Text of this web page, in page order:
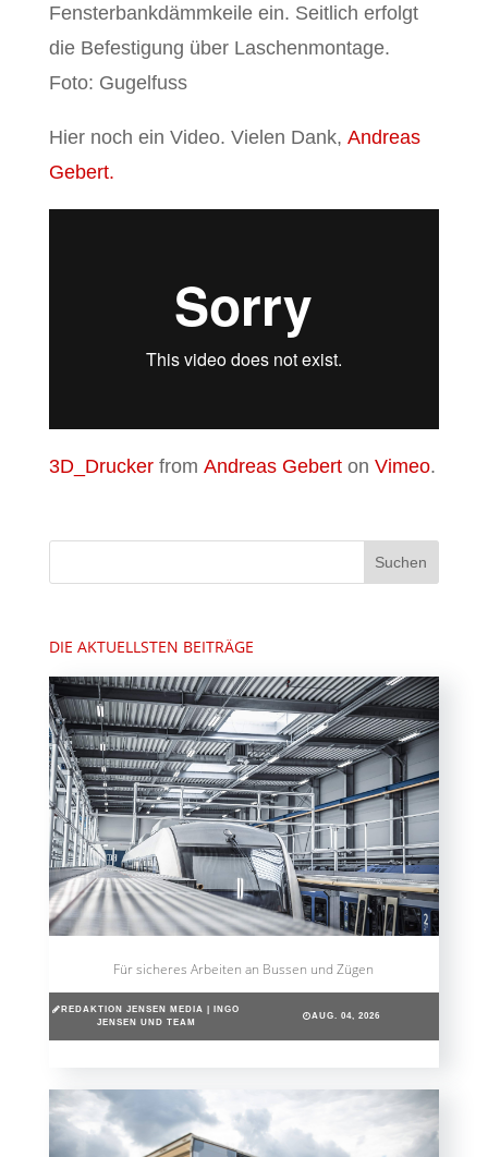
Fensterbankdämmkeile ein. Seitlich erfolgt
die Befestigung über Laschenmontage.
Foto: Gugelfuss
Hier noch ein Video. Vielen Dank, Andreas
Gebert.
3D_Druckerfrom Andreas Geberton Vimeo.
DIE AKTUELLSTEN BEITRÄGE
Für sicheres Arbeiten an Bussen und Zügen
REDAKTION JENSEN MEDIA | INGO
JENSEN UND TEAM
AUG. 04, 2026